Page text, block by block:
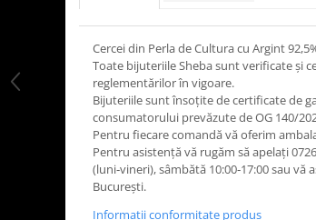
Cercei din Perla de Cultura cu Argint
Toate bijuteriile Sheba sunt verificate şi
reglementărilor în vigoare.
Bijuteriile sunt însoţite de certificate de
consumatorului prevăzute de OG 140/
Pentru fiecare comandă vă oferim
Pentru asistență vă rugăm să apelați
(luni‑vineri), sâmbătă 10:00‑17:00 sau
București.
Informatii conformitate produs